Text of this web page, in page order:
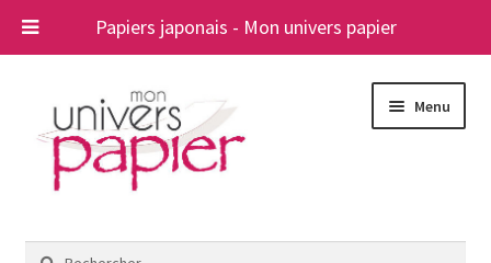
Papiers japonais - Mon univers papier
navigation
contenu
Menu
le
Rechercher :